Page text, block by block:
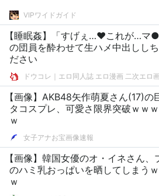
VIPワイドガイド
【睡眠姦】「すげぇ…♥これが…
の団員を酔わせて生ハメ中出しし
ださい
ドウコレ｜エロ同人誌 エロ漫画 二次エロ
【画像】AKB48矢作萌夏さん(17)の
タコスプレ、可愛さ限界突破ｗｗ
ｗ
女子アナお宝画像速報
【画像】韓国女優のオ・イネさん、
のハミ乳おっぱいを晒してしまう
ｗ